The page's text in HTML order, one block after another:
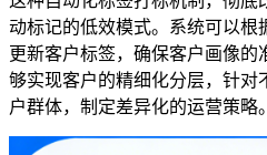
动标记的低效模式。系统可以
更新客户标签，确保客户画像
够实现客户的精细化分层，针对
户群体，制定差异化的运营策略。